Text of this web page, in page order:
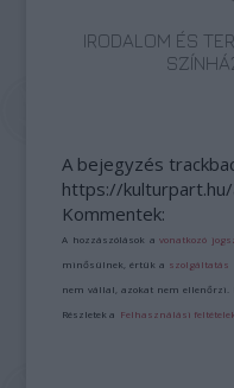
IRODALOM ÉS
A bejegyzés
https://
Kommentek:
A hozzászólások avonatkozó
minősülnek, értük a szolgáltatás
nem vállal, azokat nem ellenőrzi.
Részletek a Felhasználási